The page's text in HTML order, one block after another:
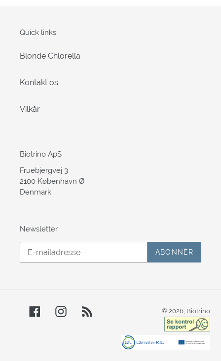
Quick links
Blonde Chlorella
Kontakt os
Vilkår
Biotrino ApS
Fruebjergvej 3
2100 København Ø
Denmark
Newsletter
ABONNÉR
FacebookInstagram © 2026, Biotrino